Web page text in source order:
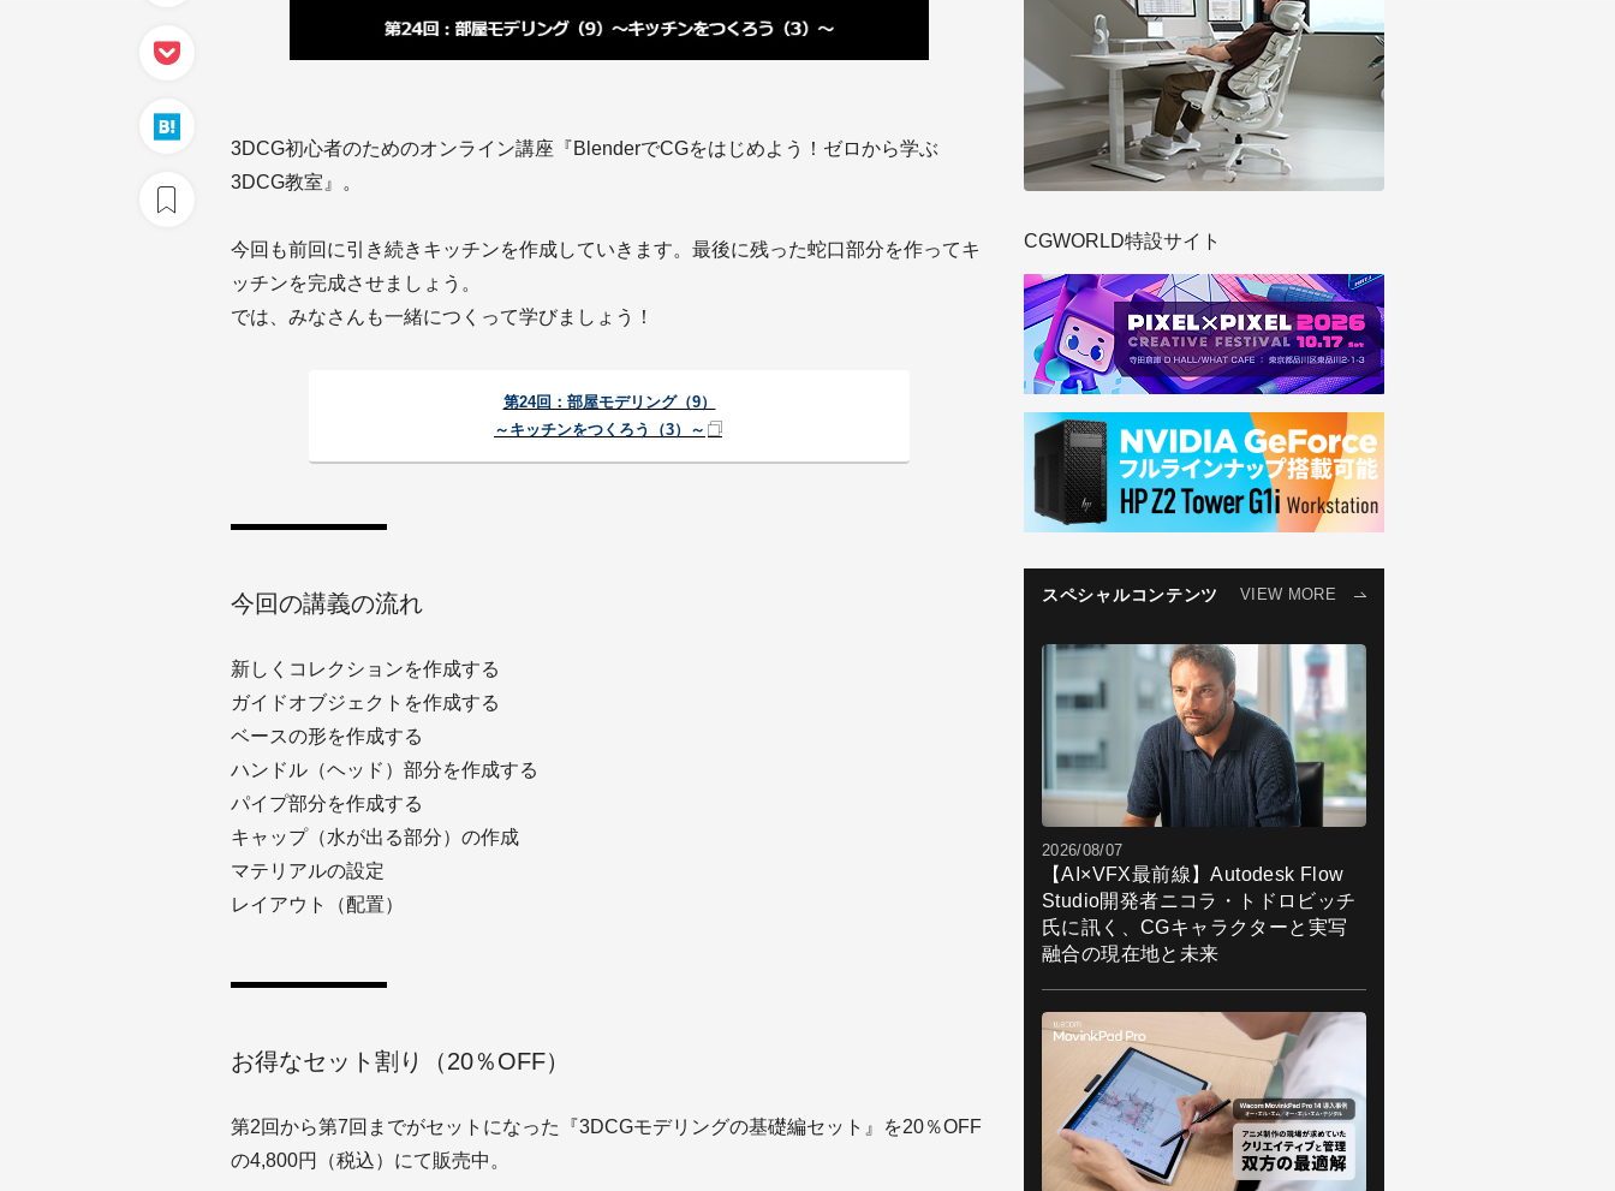
3DCG初心者のためのオンライン講座『BlenderでCGをはじめよう！ゼロから学ぶ
3DCG教室』。
今回も前回に引き続きキッチンを作成していきます。最後に残った蛇口部分を作ってキ
ッチンを完成させましょう。
では、みなさんも一緒につくって学びましょう！
第24回：部屋モデリング（9）
～キッチンをつくろう（3）～
今回の講義の流れ
新しくコレクションを作成する
ガイドオブジェクトを作成する
ベースの形を作成する
ハンドル（ヘッド）部分を作成する
パイプ部分を作成する
キャップ（水が出る部分）の作成
マテリアルの設定
レイアウト（配置）
お得なセット割り（20％OFF）
第2回から第7回までがセットになった『3DCGモデリングの基礎編セット』を20％OFF
の4,800円（税込）にて販売中。
CGWORLD特設サイト
スペシャルコンテンツ VIEW MORE
2026/08/07
【AI×VFX最前線】Autodesk Flow
Studio開発者ニコラ・トドロビッチ
氏に訊く、CGキャラクターと実写
融合の現在地と未来